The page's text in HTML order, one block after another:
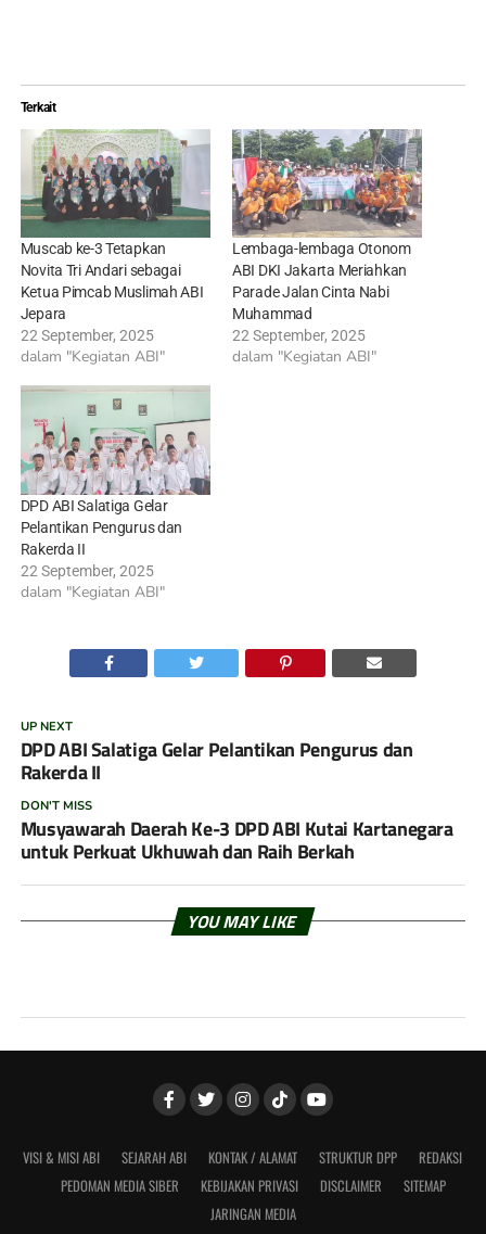
Terkait
Muscab ke-3 Tetapkan
Novita Tri Andari sebagai
Ketua Pimcab Muslimah ABI
Jepara
22 September, 2025
dalam "Kegiatan ABI"
Lembaga-lembaga Otonom
ABI DKI Jakarta Meriahkan
Parade Jalan Cinta Nabi
Muhammad
22 September, 2025
dalam "Kegiatan ABI"
DPD ABI Salatiga Gelar
Pelantikan Pengurus dan
Rakerda II
22 September, 2025
dalam "Kegiatan ABI"
UP NEXT
DPD ABI Salatiga Gelar Pelantikan Pengurus dan
Rakerda II
DON'T MISS
Musyawarah Daerah Ke-3 DPD ABI Kutai Kartanegara
untuk Perkuat Ukhuwah dan Raih Berkah
YOU MAY LIKE
VISI & MISI ABI SEJARAH ABI KONTAK / ALAMAT STRUKTUR DPP
REDAKSI
PEDOMAN MEDIA SIBER
KEBIJAKAN PRIVASI DISCLAIMER
SITEMAP
JARINGAN MEDIA